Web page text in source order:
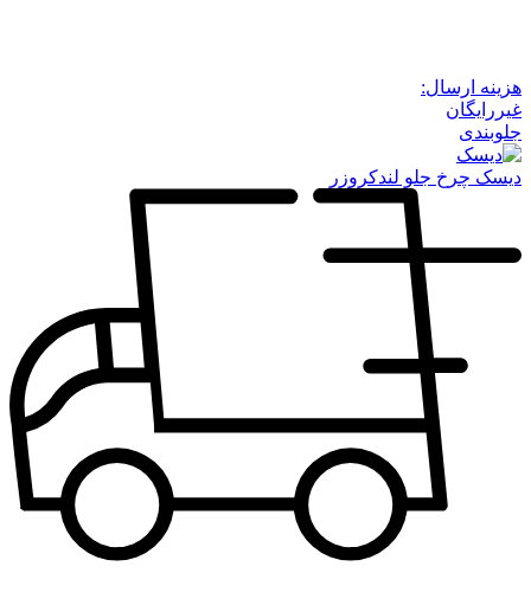
هزینه ارسال:
غیررایگان
جلوبندی
دیسک چرخ جلو لندکروزر